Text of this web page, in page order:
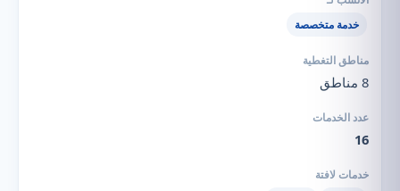
خدمة متخصصة
8 مناطق
16